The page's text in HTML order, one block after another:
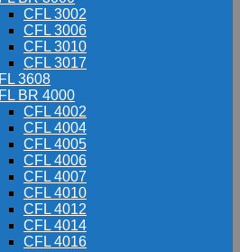
CFL 3002
CFL 3006
CFL 3010
CFL 3017
3608
BR 4000
CFL 4002
CFL 4004
CFL 4005
CFL 4006
CFL 4007
CFL 4010
CFL 4012
CFL 4014
CFL 4016